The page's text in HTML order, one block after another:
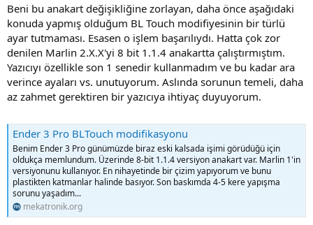
Beni bu anakart değişikliğine zorlayan, daha önce aşağıdaki
konuda yapmış olduğum BL Touch modifiyesinin bir türlü
ayar tutmaması. Esasen o işlem başarılıydı. Hatta çok zor
denilen Marlin 2.X.X'yi 8 bit 1.1.4 anakartta çalıştırmıştım.
Yazıcıyı özellikle son 1 senedir kullanmadım ve bu kadar ara
verince ayaları vs. unutuyorum. Aslında sorunun temeli, daha
az zahmet gerektiren bir yazıcıya ihtiyaç duyuyorum.
Ender 3 Pro BLTouch modifikasyonu
Benim Ender 3 Pro günümüzde biraz eski kalsada işimi görüdüğü için
oldukça memlundum. Üzerinde 8-bit 1.1.4 versiyon anakart var. Marlin 1'in
versiyonunu kullanıyor. En nihayetinde bir çizim yapıyorum ve bunu
plastikten katmanlar halinde basıyor. Son baskımda 4-5 kere yapışma
sorunu yaşadım...
mekatronik.org